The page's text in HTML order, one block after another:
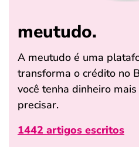
meutudo.
A meutudo é uma
transforma o crédito no
você tenha dinheiro
precisar.
1442 artigos escritos